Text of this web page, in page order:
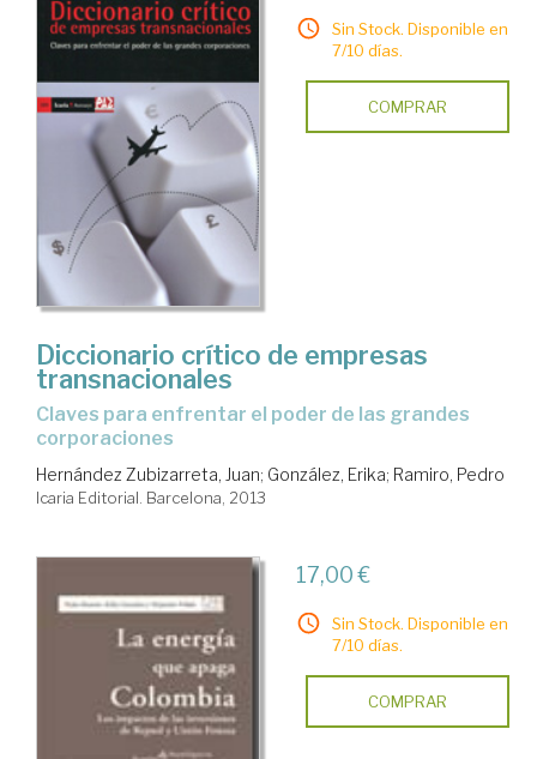
Sin Stock. Disponible en
7/10 días.
COMPRAR
Diccionario crítico de empresas
transnacionales
claves para enfrentar el poder de las grandes
corporaciones
Hernández Zubizarreta, Juan; González, Erika; Ramiro, Pedro
Icaria Editorial. Barcelona, 2013
17,00 €
Sin Stock. Disponible en
7/10 días.
COMPRAR